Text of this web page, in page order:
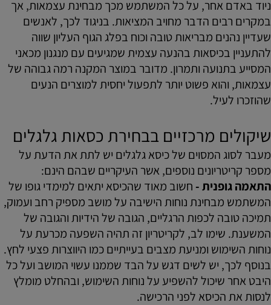
ניוד באדם אחר, על כל המשתמש מכך מבחינת עצמאות, אך
במקרים רבים הדבר מחויב המציאות. בניגוד לכך, לאנשים
שעדיין נהנים מבריאות טובה וכוח בפלג הגוף העליון שווה
להתעניין בכיסאות בהנעה עצמית שמגיעים עם מנגנון מכאני
המסייע בתנועה ותמרון. מדובר במוצר המקנה רמה גבוהה של
עצמאות, והוא פשוט יותר לתפעול יחסית למוצרים הנעים
שהוזכרו לעיל.
שיקולים מרכזיים בבחירת כסאות גלגלים
מעבר לסוג המסוים של כיסא גלגלים יש לתת את הדעת על
מספר קריטריונים נוספים, אשר העיקריים שבהם הינם:
התאמה גופנית - חשוב מאוד שהכיסא יתאים למימדי גופו של
המשתמש מבחינת נוחות הישיבה על מושב מספיק רחב ועמוק,
תמיכה טובה לכפות הרגליים, הגובה של הידיות והגובה של
המשענת. שימו לב, לקריטריון זה תהיה השפעה מכרעת על
נוחות השימוש ומניעת מצבים בעייתיים כמו היווצרות פצעי לחץ.
בנוסף לכך, יש לשים דגש על הבד שממנו עשוי המושב ועל כל
היבט אחר שיכול להשפיע על נוחות השימוש, ובהחלט מומלץ
לנסות את הכיסא לפני הרכישה.